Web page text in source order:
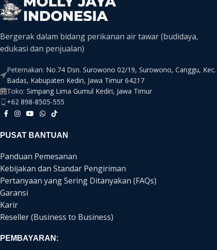
Bergerak dalam bidang perikanan air tawar (budidaya,
edukasi dan penjualan)
Peternakan: No.74 Dsn. Surowono 02/19, Surowono, Canggu, Kec.
Badas, Kabupaten Kediri, Jawa Timur 64217
Toko: Simpang Lima Gumul Kediri, Jawa Timur
+62 898-8505-555
PUSAT BANTUAN
Panduan Pemesanan
Kebijakan dan Standar Pengiriman
Pertanyaan yang Sering Ditanyakan (FAQs)
Garansi
Karir
Reseller (Business to Business)
PEMBAYARAN: